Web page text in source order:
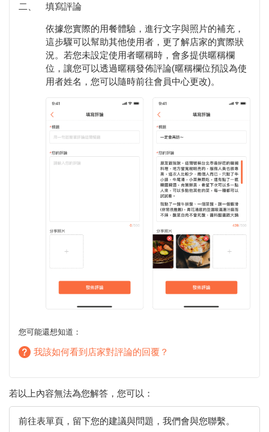
二、 填寫評論
依據您實際的用餐體驗，進行文字與照片的補充，
這步驟可以幫助其他使用者，更了解店家的實際狀
況。若您未設定使用者暱稱時，會多提供暱稱欄
位，讓您可以透過暱稱發佈評論(暱稱欄位預設為使
用者姓名，您可以隨時前往會員中心更改)。
您可能還想知道：
我該如何看到店家對評論的回覆？
若以上內容無法為您解答，您可以：
前往表單頁，留下您的建議與問題，我們會與您聯繫。